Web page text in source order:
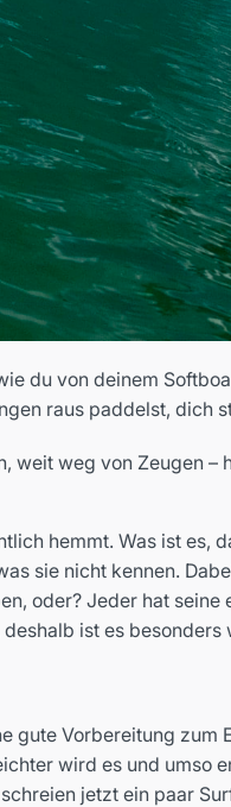
du von deinem
raus paddelst, dich
weit weg von Zeugen
hemmt. Was ist
sie nicht kennen.
oder? Jeder hat
ist es
gute Vorbereitung
wird es und umso
jetzt ein paar